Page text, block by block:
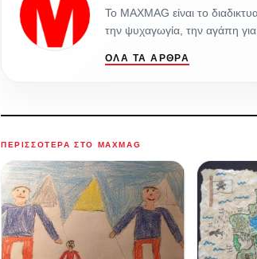
Το MAXMAG είναι το
την ψυχαγωγία, την αγάπη
ΌΛΑ ΤΑ ΆΡΘΡΑ
ΠΕΡΙΣΣΌΤΕΡΑ ΣΤΟ MAXMAG